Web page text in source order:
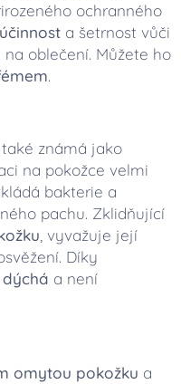
ochranného
a šetrnost vůči
oblečení. Můžete ho
.
známá jako
na pokožce velmi
bakterie a
pachu. Zklidňující
, vyvažuje její
Díky
a není
omytou pokožku a